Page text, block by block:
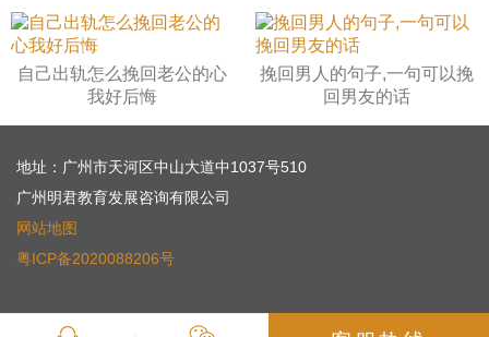
自己出轨怎么挽回老公的心
我好后悔
挽回男人的句子,一句可以挽
回男友的话
地址：广州市天河区中山大道中1037号510
广州明君教育发展咨询有限公司
网站地图
粤ICP备2020088206号